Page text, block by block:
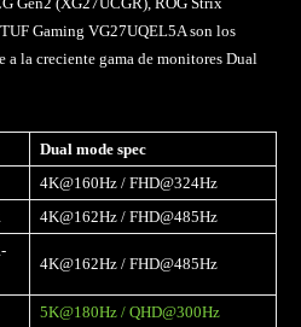
Gaming VG27UQEL5A son los
la creciente gama de monitores Dual
Dual mode spec
4K@160Hz / FHD@324Hz
4K@162Hz / FHD@485Hz
4K@162Hz / FHD@485Hz
5K@180Hz / QHD@300Hz